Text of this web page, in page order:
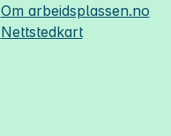
Om arbeidsplassen.no
Nettstedkart